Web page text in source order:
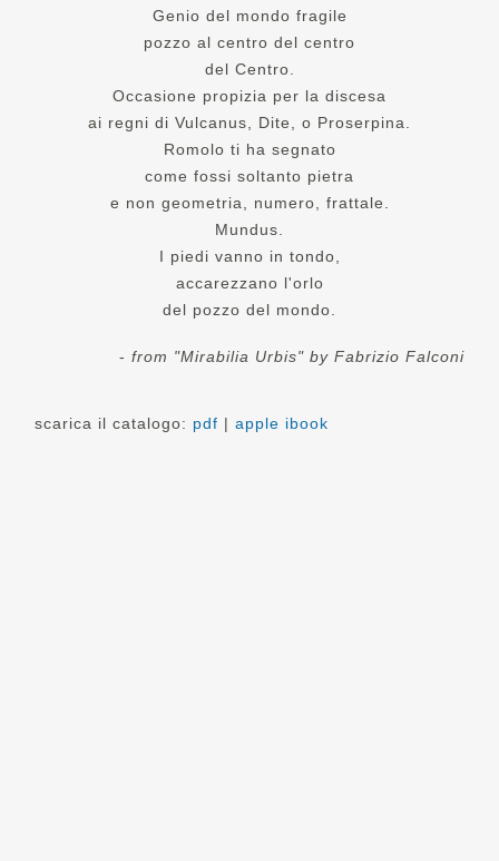
Genio del mondo fragile
pozzo al centro del centro
del Centro.
Occasione propizia per la discesa
ai regni di Vulcanus, Dite, o Proserpina.
Romolo ti ha segnato
come fossi soltanto pietra
e non geometria, numero, frattale.
Mundus.
I piedi vanno in tondo,
accarezzano l'orlo
del pozzo del mondo.
- from "Mirabilia Urbis" by Fabrizio Falconi
scarica il catalogo: pdf |apple ibook